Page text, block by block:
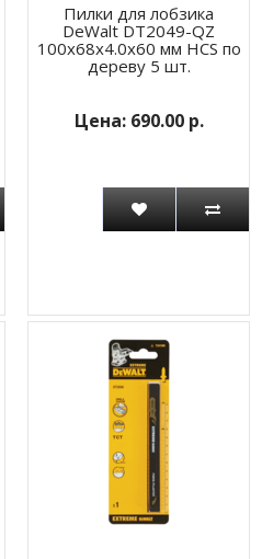
Пилки для лобзика
DeWalt DT2049-QZ
100х68х4.0х60 мм HCS по
дереву 5 шт.
690.00 р.